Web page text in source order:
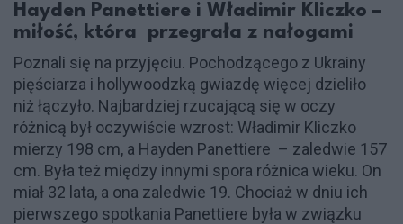
Hayden Panettiere i Władimir Kliczko –
miłość, która przegrała z nałogami
Poznali się na przyjęciu. Pochodzącego z Ukrainy
pięściarza i hollywoodzką gwiazdę więcej dzieliło
niż łączyło. Najbardziej rzucającą się w oczy
różnicą był oczywiście wzrost: Władimir Kliczko
mierzy 198 cm, a Hayden Panettiere – zaledwie 157
cm. Była też między innymi spora różnica wieku. On
miał 32 lata, a ona zaledwie 19. Chociaż w dniu ich
pierwszego spotkania Panettiere była w związku